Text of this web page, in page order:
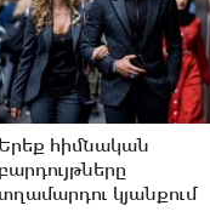
Երեք հիմնական
բարդույթները
տղամարդու կյանքում